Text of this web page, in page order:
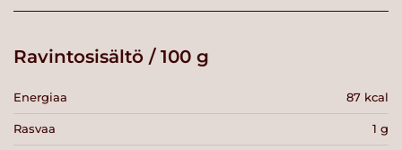
Ravintosisältö / 100 g
Energiaa 87 kcal
Rasvaa 1 g